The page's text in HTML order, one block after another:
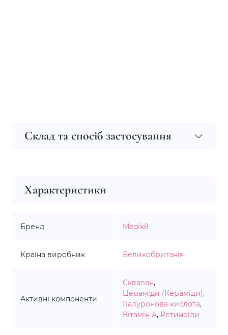
Склад та спосіб застосування
Характеристики
Бренд Medik8
Країна виробник Великобританія
Активні компоненти
Сквалан,
Цераміди (Кераміди),
Гіалуронова кислота,
Вітамін А, Ретиноїди